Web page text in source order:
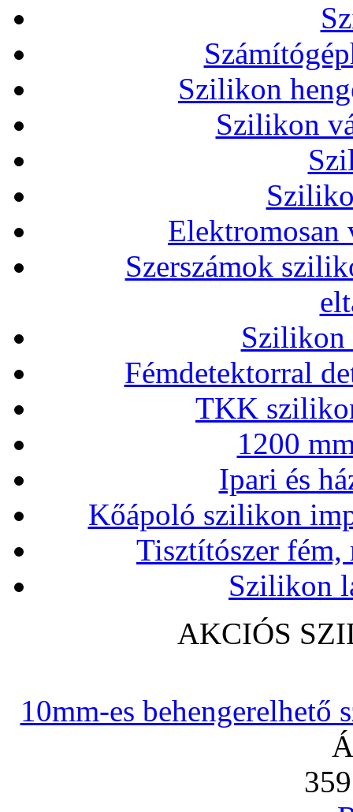
Szilikon
Szilikon
Elektromosan
Szerszámok
Szilikon
Fémdetektorral
TKK
1200
Ipari és
Kőápoló szilikon
Tisztítószer
Szilikon
AKCIÓS
10mm-es